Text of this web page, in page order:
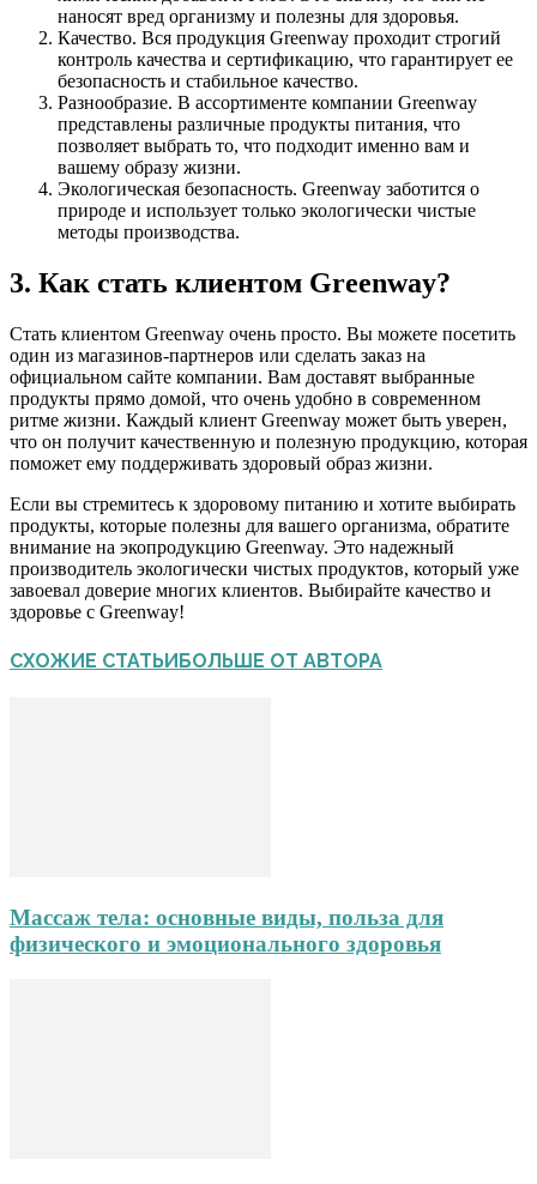
наносят вред организму и полезны для здоровья.
Качество. Вся продукция Greenway проходит строгий
контроль качества и сертификацию, что гарантирует ее
безопасность и стабильное качество.
Разнообразие. В ассортименте компании Greenway
представлены различные продукты питания, что
позволяет выбрать то, что подходит именно вам и
вашему образу жизни.
Экологическая безопасность. Greenway заботится о
природе и использует только экологически чистые
методы производства.
3. Как стать клиентом Greenway?
Стать клиентом Greenway очень просто. Вы можете посетить
один из магазинов-партнеров или сделать заказ на
официальном сайте компании. Вам доставят выбранные
продукты прямо домой, что очень удобно в современном
ритме жизни. Каждый клиент Greenway может быть уверен,
что он получит качественную и полезную продукцию, которая
поможет ему поддерживать здоровый образ жизни.
Если вы стремитесь к здоровому питанию и хотите выбирать
продукты, которые полезны для вашего организма, обратите
внимание на экопродукцию Greenway. Это надежный
производитель экологически чистых продуктов, который уже
завоевал доверие многих клиентов. Выбирайте качество и
здоровье с Greenway!
СХОЖИЕ СТАТЬИБОЛЬШЕ ОТ АВТОРА
Массаж тела: основные виды, польза для
физического и эмоционального здоровья